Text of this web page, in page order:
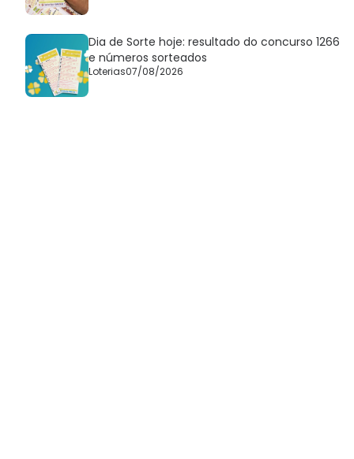
Dia de Sorte hoje: resultado do concurso 1266
e números sorteados
Loterias07/08/2026